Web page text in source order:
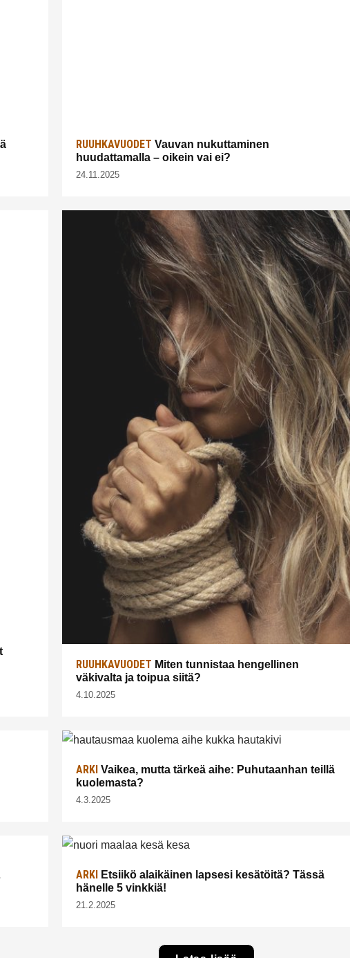
RUUHKAVUODET Vauvan nukuttaminen
huudattamalla – oikein vai ei?
24.11.2025
RUUHKAVUODET Miten tunnistaa hengellinen
väkivalta ja toipua siitä?
4.10.2025
ARKI Vaikea, mutta tärkeä aihe: Puhutaanhan teillä
kuolemasta?
4.3.2025
ARKI Etsiikö alaikäinen lapsesi kesätöitä? Tässä
hänelle 5 vinkkiä!
21.2.2025